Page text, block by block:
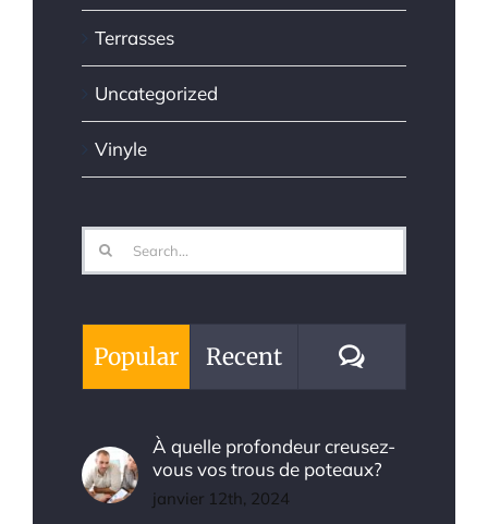
Terrasses
Uncategorized
Vinyle
Search
for:
Popular Recent Comments
À quelle profondeur creusez-
vous vos trous de poteaux?
janvier 12th, 2024